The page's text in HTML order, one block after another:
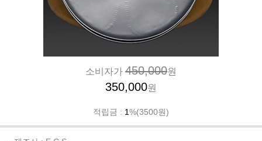
소비자가 450,000원
350,000원
적립금 : 1%(3500원)